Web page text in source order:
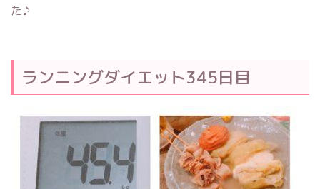
た♪
ランニングダイエット345日目